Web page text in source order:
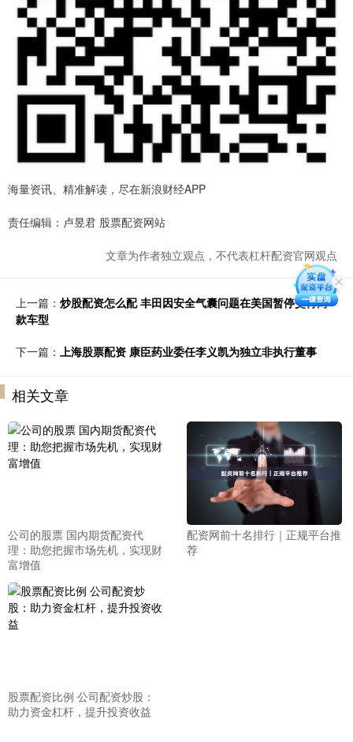
海量资讯、精准解读，尽在新浪财经APP
责任编辑：卢昱君 股票配资网站
文章为作者独立观点，不代表杠杆配资官网观点
上一篇： 炒股配资怎么配 丰田因安全气囊问题在美国暂停交付两
款车型
下一篇： 上海股票配资 康臣药业委任李义凯为独立非执行董事
相关文章
公司的股票 国内期货配资代
理：助您把握市场先机，实现财
富增值
配资网前十名排行｜正规平台推
荐
股票配资比例 公司配资炒股：
助力资金杠杆，提升投资收益